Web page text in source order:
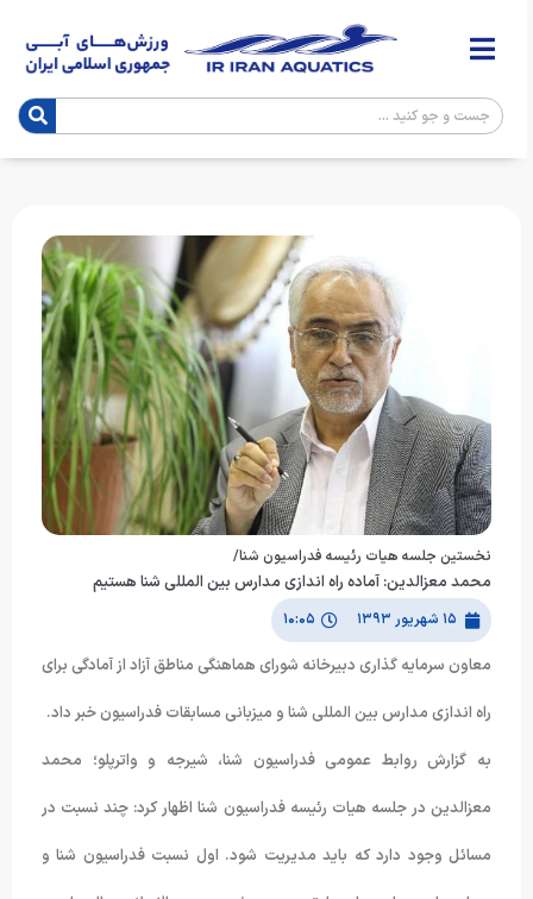
نخستین جلسه هیات رئیسه فدراسیون شنا/
محمد معزالدین: آماده راه اندازی مدارس بین المللی شنا هستیم
۱۵ شهریور ۱۳۹۳ ۱۰:۰۵
معاون سرمایه گذاری دبیرخانه شورای هماهنگی مناطق آزاد از آمادگی برای
راه اندازی مدارس بین المللی شنا و میزبانی مسابقات فدراسیون خبر داد.
به گزارش روابط عمومی فدراسیون شنا، شیرجه و واترپلو؛ محمد
معزالدین در جلسه هیات رئیسه فدراسیون شنا اظهار کرد: چند نسبت در
مسائل وجود دارد که باید مدیریت شود. اول نسبت فدراسیون شنا و